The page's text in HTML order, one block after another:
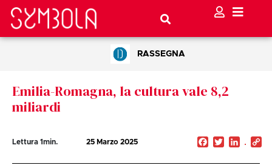
RASSEGNA
Emilia-Romagna, la cultura vale 8,2
miliardi
Lettura 1min. 25 Marzo 2025 Facebook
Twitter